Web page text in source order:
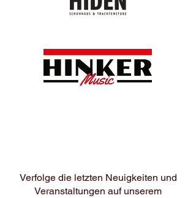
Verfolge die letzten Neuigkeiten und
Veranstaltungen auf unserem